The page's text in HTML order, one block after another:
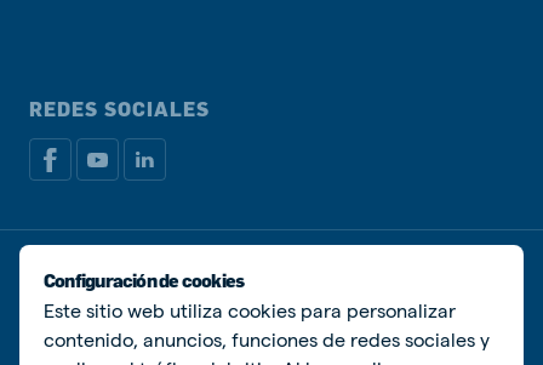
REDES SOCIALES
Política de privacidadPolítica de Cookies
Administrar Cookies
© De Heus Animal Nutrition
Configuración de cookies
Este sitio web utiliza cookies para personalizar
contenido, anuncios, funciones de redes sociales y